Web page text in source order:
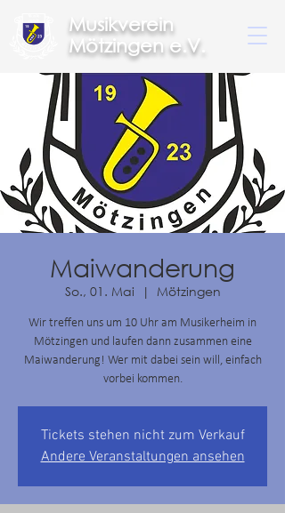
Musikverein
Mötzingen e.V.
Maiwanderung
So., 01. Mai
  |
Mötzingen
Wir treffen uns um 10 Uhr am Musikerheim in
Mötzingen und laufen dann zusammen eine
Maiwanderung! Wer mit dabei sein will, einfach
vorbei kommen.
Tickets stehen nicht zum Verkauf
Andere Veranstaltungen ansehen